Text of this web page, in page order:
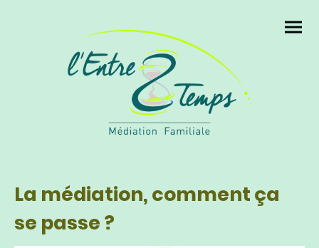
La médiation, comment ça
se passe ?